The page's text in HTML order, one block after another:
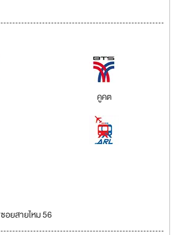
คูคต
ซอยสายไหม 56